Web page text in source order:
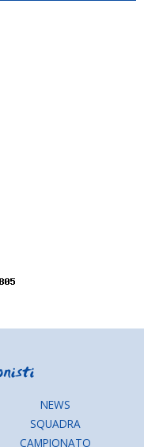
NEWS
SQUADRA
CAMPIONATO